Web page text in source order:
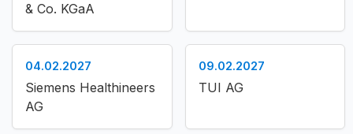
& Co. KGaA
04.02.2027
Siemens Healthineers
AG
09.02.2027
TUI AG